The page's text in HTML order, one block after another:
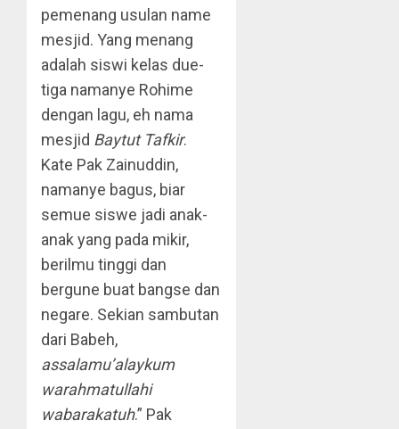
pemenang usulan name
mesjid. Yang menang
adalah siswi kelas due-
tiga namanye Rohime
dengan lagu, eh nama
mesjid Baytut Tafkir.
Kate Pak Zainuddin,
namanye bagus, biar
semue siswe jadi anak-
anak yang pada mikir,
berilmu tinggi dan
bergune buat bangse dan
negare. Sekian sambutan
dari Babeh,
assalamu’alaykum
warahmatullahi
wabarakatuh.” Pak